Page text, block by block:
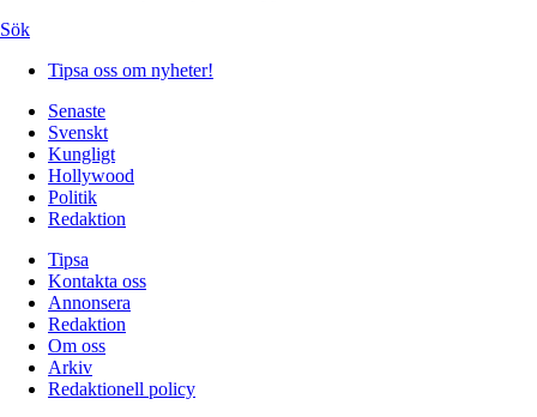
Sök
Tipsa oss om nyheter!
Senaste
Svenskt
Kungligt
Hollywood
Politik
Redaktion
Tipsa
Kontakta oss
Annonsera
Redaktion
Om oss
Arkiv
Redaktionell policy